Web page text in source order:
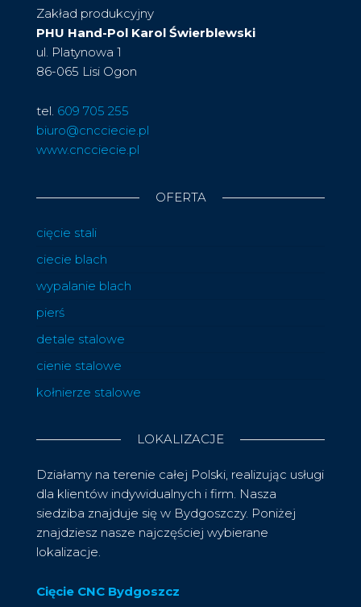
Zakład produkcyjny
PHU Hand-Pol Karol Świerblewski
ul. Platynowa 1
86-065 Lisi Ogon
tel. 609 705 255
biuro@cncciecie.pl
www.cncciecie.pl
OFERTA
cięcie stali
ciecie blach
wypalanie blach
pierś
detale stalowe
cienie stalowe
kołnierze stalowe
LOKALIZACJE
Działamy na terenie całej Polski, realizując usługi
dla klientów indywidualnych i firm. Nasza
siedziba znajduje się w Bydgoszczy. Poniżej
znajdziesz nasze najczęściej wybierane
lokalizacje.
Cięcie CNC Bydgoszcz